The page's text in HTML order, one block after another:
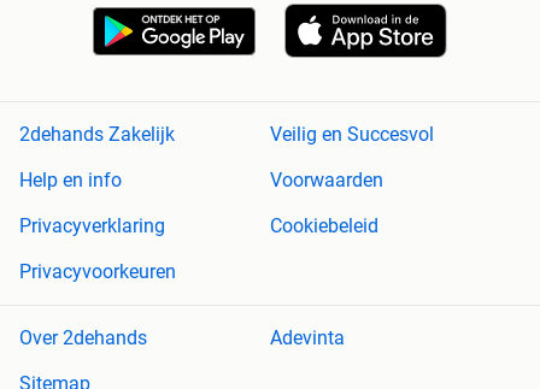
2dehands Zakelijk
Veilig en Succesvol
Help en info
Voorwaarden
Privacyverklaring
Cookiebeleid
Privacyvoorkeuren
Over 2dehands
Adevinta
Sitemap